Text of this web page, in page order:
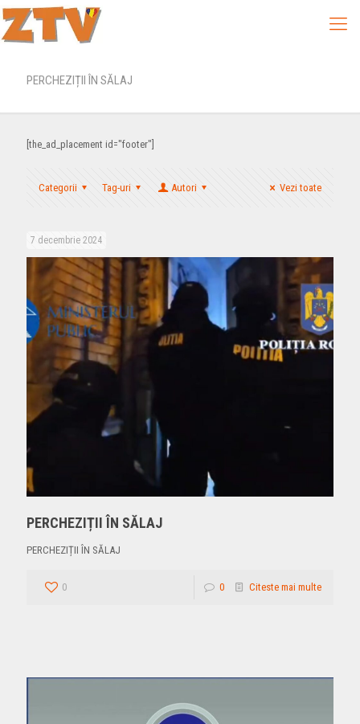
PERCHEZIȚII ÎN SĂLAJ
[the_ad_placement id="footer"]
Categorii Tag-uri Autori Vezi toate
7 decembrie 2024
PERCHEZIȚII ÎN SĂLAJ
PERCHEZIȚII ÎN SĂLAJ
0 0 Citeste mai multe